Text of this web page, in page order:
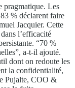
pragmatique. Les
% déclarent faire
Jacquier. Cette
l’efficacité
“70 %
a-t-il ajouté.
dont on redoute les
la confidentialité,
Pujalte, COO &